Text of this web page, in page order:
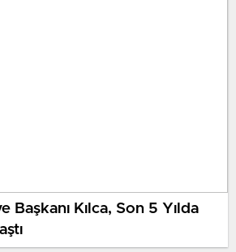
Başkanı Kılca, Son 5 Yılda